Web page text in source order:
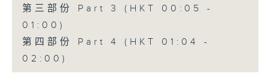
第三部份 Part 3 (HKT 00:05 -
01:00)
第四部份 Part 4 (HKT 01:04 -
02:00)